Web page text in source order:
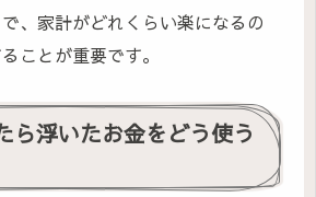
、家計がどれくらい楽になるの
ことが重要です。
ら浮いたお金をどう使う